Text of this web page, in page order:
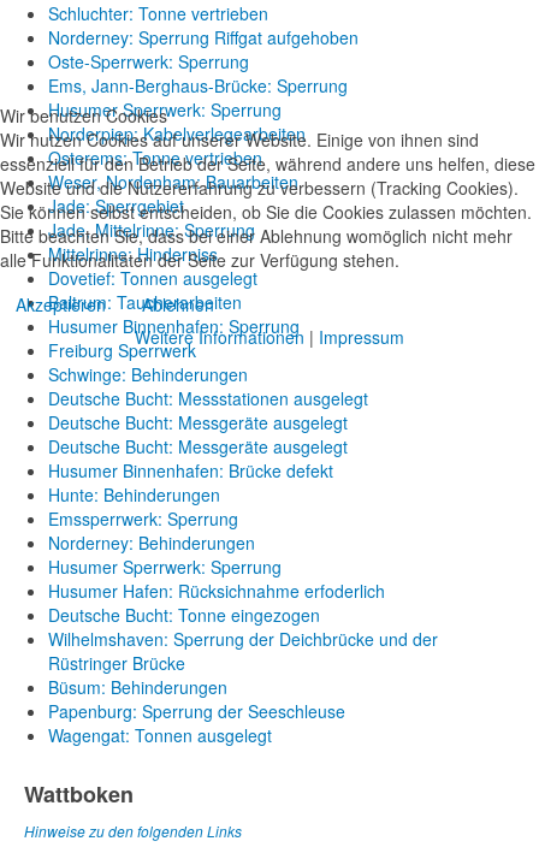
Schluchter: Tonne vertrieben
Norderney: Sperrung Riffgat aufgehoben
Oste-Sperrwerk: Sperrung
Ems, Jann-Berghaus-Brücke: Sperrung
Husumer Sperrwerk: Sperrung
Norderpiep: Kabelverlegearbeiten
Osterems: Tonne vertrieben
Weser, Nordenham: Bauarbeiten
Jade: Sperrgebiet
Jade, Mittelrinne: Sperrung
Mittelrinne: Hinderniss
Dovetief: Tonnen ausgelegt
Baltrum: Taucherarbeiten
Husumer Binnenhafen: Sperrung
Freiburg Sperrwerk
Schwinge: Behinderungen
Deutsche Bucht: Messstationen ausgelegt
Deutsche Bucht: Messgeräte ausgelegt
Deutsche Bucht: Messgeräte ausgelegt
Husumer Binnenhafen: Brücke defekt
Hunte: Behinderungen
Emssperrwerk: Sperrung
Norderney: Behinderungen
Husumer Sperrwerk: Sperrung
Husumer Hafen: Rücksichnahme erfoderlich
Deutsche Bucht: Tonne eingezogen
Wilhelmshaven: Sperrung der Deichbrücke und der
Rüstringer Brücke
Büsum: Behinderungen
Papenburg: Sperrung der Seeschleuse
Wagengat: Tonnen ausgelegt
Wattboken
Hinweise zu den folgenden Links
Wir benutzen Cookies
Wir nutzen Cookies auf unserer Website. Einige von ihnen sind
essenziell für den Betrieb der Seite, während andere uns helfen, diese
Website und die Nutzererfahrung zu verbessern (Tracking Cookies).
Sie können selbst entscheiden, ob Sie die Cookies zulassen möchten.
Bitte beachten Sie, dass bei einer Ablehnung womöglich nicht mehr
alle Funktionalitäten der Seite zur Verfügung stehen.
Akzeptieren
Ablehnen
Weitere Informationen | Impressum